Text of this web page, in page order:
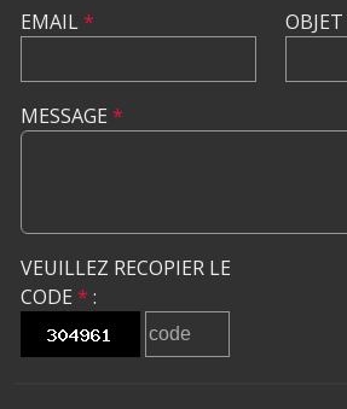
EMAIL* OBJET
MESSAGE *
VEUILLEZ RECOPIER LE
CODE * :